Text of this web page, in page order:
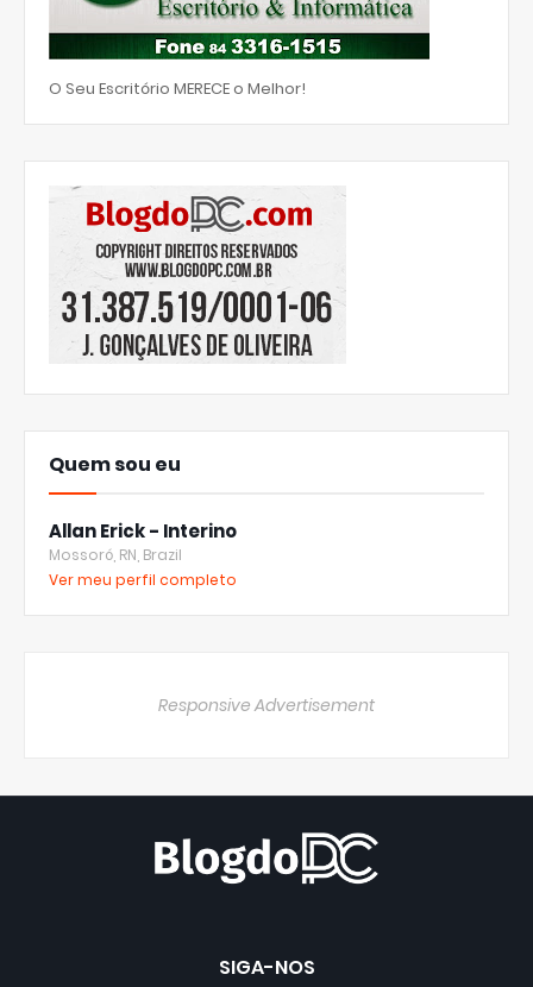
O Seu Escritório MERECE o Melhor!
Quem sou eu
Allan Erick - Interino
Mossoró, RN, Brazil
Ver meu perfil completo
Responsive Advertisement
SIGA-NOS